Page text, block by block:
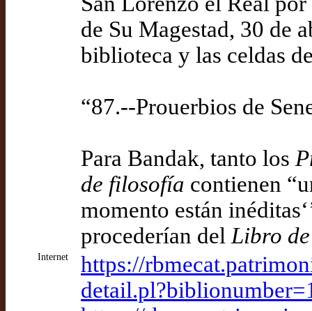
de Su Magestad, 30 de
biblioteca y las celdas
“87.--Prouerbios de
Para Bandak, tanto los
de filosofía contienen
momento están
procederían del Libro
Internet
https://